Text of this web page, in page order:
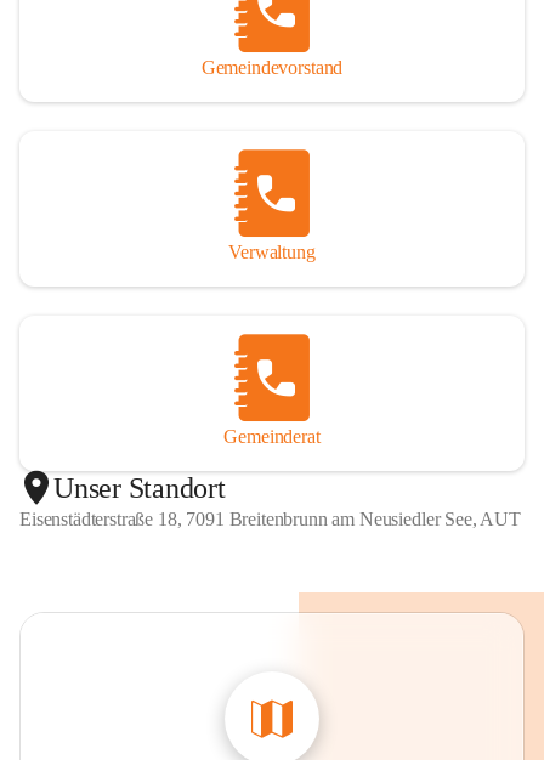
Gemeindevorstand
Verwaltung
Gemeinderat
Unser Standort
Eisenstädterstraße 18, 7091 Breitenbrunn am Neusiedler See, AUT